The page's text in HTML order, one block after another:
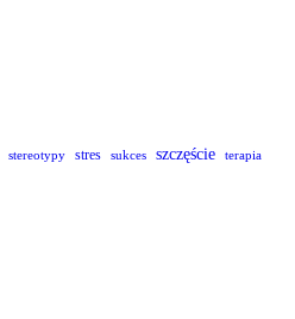
stereotypy stres sukces szczęście
terapia